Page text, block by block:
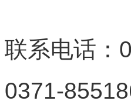
联系电话：
0371-